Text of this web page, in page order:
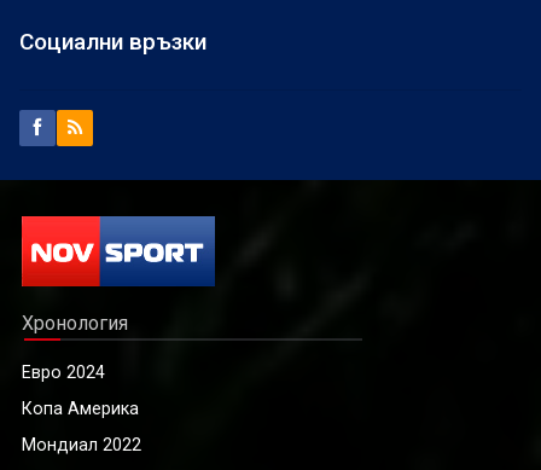
Социални връзки
Хронология
Евро 2024
Копа Америка
Мондиал 2022